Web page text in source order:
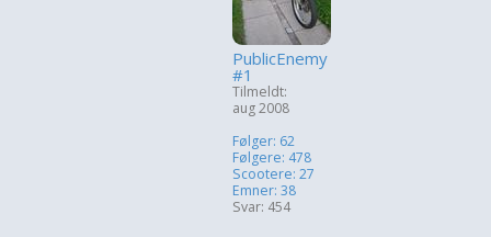
PublicEnemy
#1
Tilmeldt:
aug 2008
Følger: 62
Følgere: 478
Scootere: 27
Emner: 38
Svar: 454